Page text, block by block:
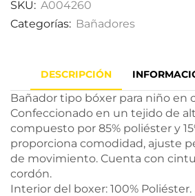
SKU: A004260
Categorías: Bañadores
DESCRIPCIÓN
Bañador tipo bóxer para niño en
Confeccionado en un tejido de
compuesto por 85% poliéster y
proporciona comodidad, ajuste
de movimiento. Cuenta con
cordón.
Interior del boxer: 100% Poliéster.